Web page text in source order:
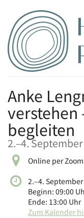
Haupt-
Inhalt
springen
Anke
verstehen
begleiten
2.–bis
4.
Online per Zoom
2.–bis
4.
Beginn: 09:00
Ende: 13:00 Uhr
Zum Kalender